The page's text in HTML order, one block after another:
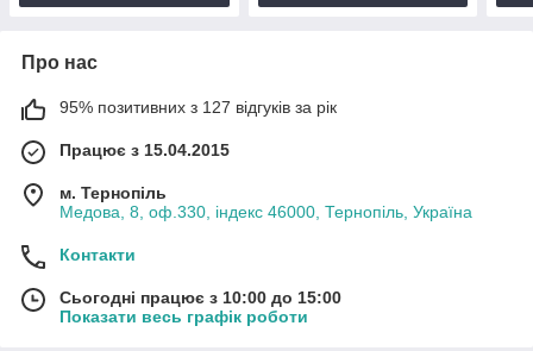
Про нас
95% позитивних з 127 відгуків за рік
Працює з 15.04.2015
м. Тернопіль
Медова, 8, оф.330, індекс 46000, Тернопіль, Україна
Контакти
Сьогодні працює з 10:00 до 15:00
Показати весь графік роботи